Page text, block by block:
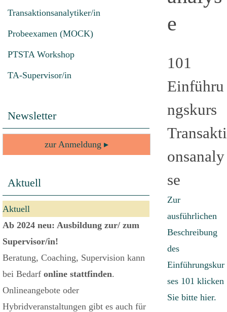
e
101
Einführu
ngskurs
Transakti
onsanaly
se
Zur
ausführlichen
Beschreibung
des
Einführungskur
ses 101 klicken
Sie bitte hier.
Transaktionsanalytiker/in
Probeexamen (MOCK)
PTSTA Workshop
TA-Supervisor/in
Newsletter
zur Anmeldung ▸
Aktuell
Aktuell
Ab 2024 neu: Ausbildung zur/ zum
Supervisor/in!
Beratung, Coaching, Supervision kann
bei Bedarf online stattfinden.
Onlineangebote oder
Hybridveranstaltungen gibt es auch für